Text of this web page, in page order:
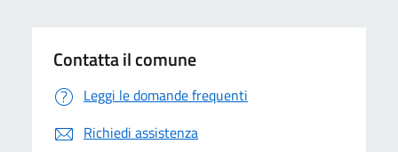
Contatta il comune
Leggi le domande frequenti
Richiedi assistenza